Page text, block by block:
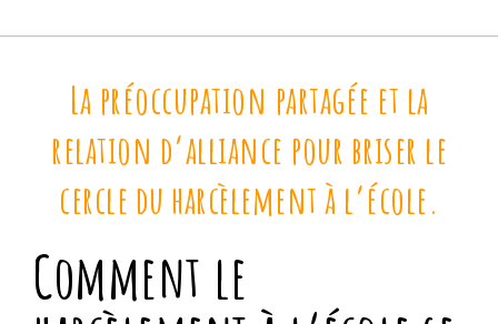
La préoccupation partagée et la
relation d’alliance pour briser le
cercle du harcèlement à l’école.
Comment le